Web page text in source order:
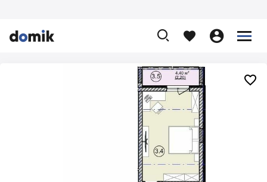


    


